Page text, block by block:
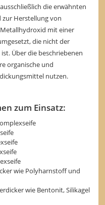
die erwähnten
zur Herstellung von
mit einer
die nicht der
Über die beschriebenen
organische und
nutzen.
zum Einsatz:
wie Polyharnstoff und
wie Bentonit, Silikagel